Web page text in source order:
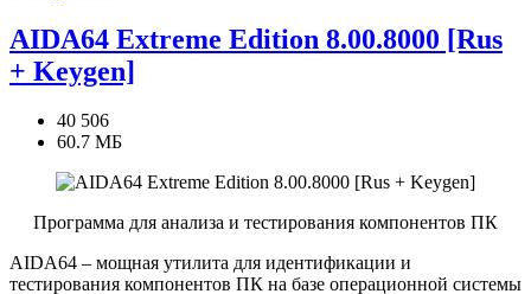
AIDA64 Extreme Edition 8.00.8000 [Rus
+ Keygen]
40 506
60.7 МБ
Программа для анализа и тестирования компонентов ПК
AIDA64 – мощная утилита для идентификации и
тестирования компонентов ПК на базе операционной системы